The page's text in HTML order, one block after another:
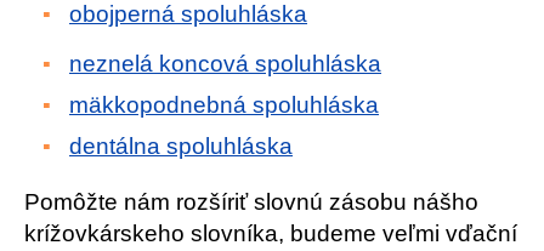
obojperná spoluhláska
neznelá koncová spoluhláska
mäkkopodnebná spoluhláska
dentálna spoluhláska
Pomôžte nám rozšíriť slovnú zásobu nášho
krížovkárskeho slovníka, budeme veľmi vďační